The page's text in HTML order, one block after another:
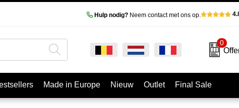
Hulp nodig?Neem contact met ons op.
0
Made in Europe Nieuw Outlet Final Sale